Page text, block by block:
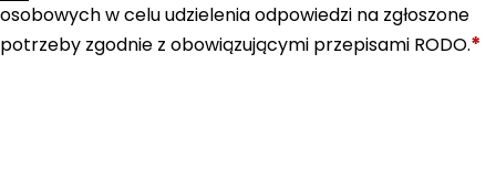
osobowych w celu udzielenia odpowiedzi na zgłoszone
potrzeby zgodnie z obowiązującymi przepisami RODO.*